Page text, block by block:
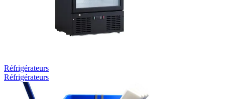
Réfrigérateurs
Réfrigérateurs